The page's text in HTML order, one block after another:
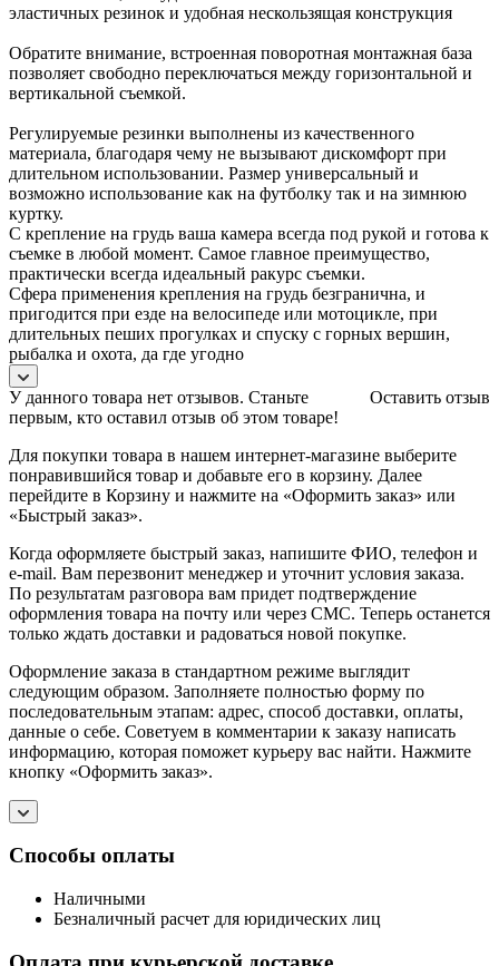
эластичных резинок и удобная нескользящая конструкция
Обратите внимание, встроенная поворотная монтажная база
позволяет свободно переключаться между горизонтальной и
вертикальной съемкой.
Регулируемые резинки выполнены из качественного
материала, благодаря чему не вызывают дискомфорт при
длительном использовании. Размер универсальный и
возможно использование как на футболку так и на зимнюю
куртку.
С крепление на грудь ваша камера всегда под рукой и готова к
съемке в любой момент. Самое главное преимущество,
практически всегда идеальный ракурс съемки.
Сфера применения крепления на грудь безгранична, и
пригодится при езде на велосипеде или мотоцикле, при
длительных пеших прогулках и спуску с горных вершин,
рыбалка и охота, да где угодно
Оставить отзыв
У данного товара нет отзывов. Станьте
первым, кто оставил отзыв об этом товаре!
Для покупки товара в нашем интернет-магазине выберите
понравившийся товар и добавьте его в корзину. Далее
перейдите в Корзину и нажмите на «Оформить заказ» или
«Быстрый заказ».
Когда оформляете быстрый заказ, напишите ФИО, телефон и
e-mail. Вам перезвонит менеджер и уточнит условия заказа.
По результатам разговора вам придет подтверждение
оформления товара на почту или через СМС. Теперь останется
только ждать доставки и радоваться новой покупке.
Оформление заказа в стандартном режиме выглядит
следующим образом. Заполняете полностью форму по
последовательным этапам: адрес, способ доставки, оплаты,
данные о себе. Советуем в комментарии к заказу написать
информацию, которая поможет курьеру вас найти. Нажмите
кнопку «Оформить заказ».
Способы оплаты
Наличными
Безналичный расчет для юридических лиц